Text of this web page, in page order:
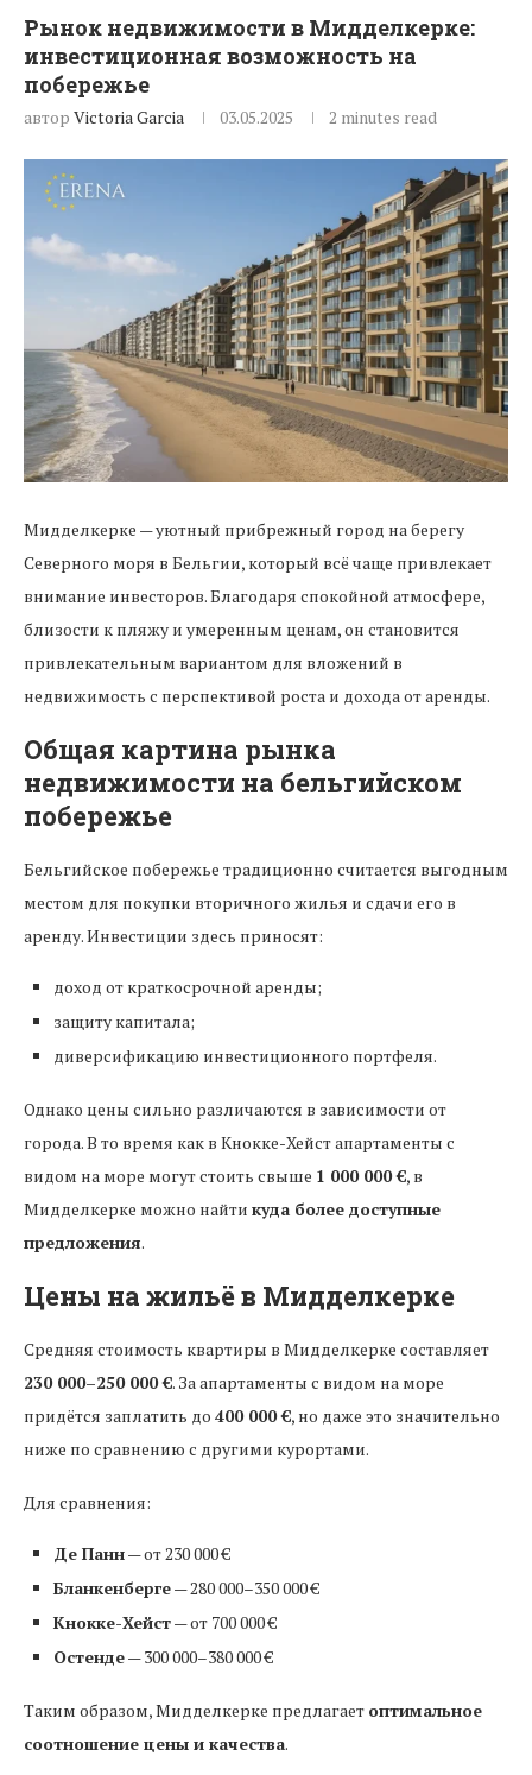
Рынок недвижимости в Мидделкерке:
инвестиционная возможность на
побережье
автор Victoria Garcia 03.05.2025 2 minutes read
Мидделкерке — уютный прибрежный город на берегу
Северного моря в Бельгии, который всё чаще привлекает
внимание инвесторов. Благодаря спокойной атмосфере,
близости к пляжу и умеренным ценам, он становится
привлекательным вариантом для вложений в
недвижимость с перспективой роста и дохода от аренды.
Общая картина рынка
недвижимости на бельгийском
побережье
Бельгийское побережье традиционно считается выгодным
местом для покупки вторичного жилья и сдачи его в
аренду. Инвестиции здесь приносят:
доход от краткосрочной аренды;
защиту капитала;
диверсификацию инвестиционного портфеля.
Однако цены сильно различаются в зависимости от
города. В то время как в Кнокке-Хейст апартаменты с
видом на море могут стоить свыше 1 000 000 €, в
Мидделкерке можно найти куда более доступные
предложения.
Цены на жильё в Мидделкерке
Средняя стоимость квартиры в Мидделкерке составляет
230 000–250 000 €. За апартаменты с видом на море
придётся заплатить до 400 000 €, но даже это значительно
ниже по сравнению с другими курортами.
Для сравнения:
Де Панн— от 230 000 €
Бланкенберге— 280 000–350 000 €
Кнокке-Хейст— от 700 000 €
Остенде— 300 000–380 000 €
Таким образом, Мидделкерке предлагает оптимальное
соотношение цены и качества.